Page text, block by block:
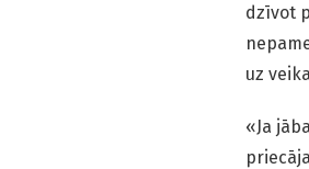
dzīvot
uz
«Ja